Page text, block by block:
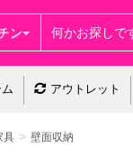
ン
アウトレット
具 壁面収納